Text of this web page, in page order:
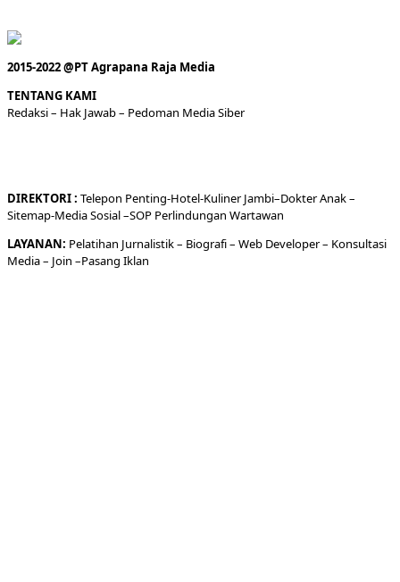
2015-2022 @PT Agrapana Raja Media
TENTANG KAMI
Redaksi– Hak Jawab – Pedoman Media Siber
DIREKTORI: Telepon Penting-Hotel-KulinerJambi–DokterAnak –
Sitemap-Media Sosial –SOP Perlindungan Wartawan
LAYANAN: Pelatihan Jurnalistik – Biografi– Web Developer– Konsultasi
Media– Join –Pasang Iklan